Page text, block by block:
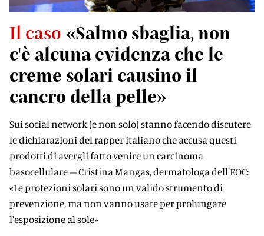
Il caso «Salmo sbaglia, non
c'è alcuna evidenza che le
creme solari causino il
cancro della pelle»
Sui social network (e non solo) stanno facendo discutere
le dichiarazioni del rapper italiano che accusa questi
prodotti di avergli fatto venire un carcinoma
basocellulare – Cristina Mangas, dermatologa dell'EOC:
«Le protezioni solari sono un valido strumento di
prevenzione, ma non vanno usate per prolungare
l'esposizione al sole»